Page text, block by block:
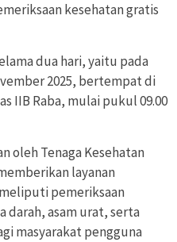
kesehatan gratis
dua hari, yaitu pada
2025, bertempat di
IIB Raba, mulai pukul 09.00
oleh Tenaga Kesehatan
layanan
pemeriksaan
darah, asam urat, serta
masyarakat pengguna